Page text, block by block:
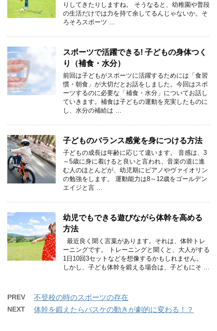
りしてきたりしますね。 そうなると、幼稚園や普段
の生活だけでは力を持て余してるんじゃないか。そ
ろそろスポーツ …
スポーツで活躍できる! 子どもの身体つく
り（補食・水分）
前回は子どもがスポーツに活躍するためには「食習
慣・朝食」が大切だとお話をしました。今回はスポ
ーツするのに必要な「補食・水分」についてお話し
ていきます。補食は子どもの運動を充実したものに
し、水分の補給は …
子どものバランス感覚を身につける方法
子どもの成長は年齢に応じて違います。 音感は、3
～5歳に身に着けると良いと言われ、音楽の道に進
む人のほとんどが、幼児期にピアノやヴァイオリン
の勉強をします。 運動能力は8～12歳をゴールデン
エイジと言 …
幼児でもできる遊びながら体幹を高める
方法
最近良く聞く言葉があります。それは、体幹トレ
ーニングです。 トレーニングと聞くと、大人がする
1日10回3セットなどを想像するかもしれません。
しかし、子ども体幹を鍛える場合は、子どもにそ …
PREV 不登校の時のスポーツの存在
NEXT 体幹を鍛えたらバスケの動きが劇的に変わる！？